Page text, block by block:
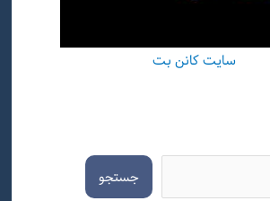
سایت کانن بت
جستجو